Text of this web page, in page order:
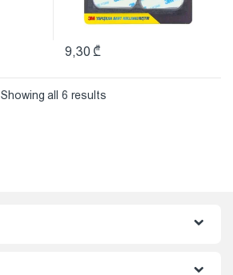
9,30 ₾
Showing all 6 results